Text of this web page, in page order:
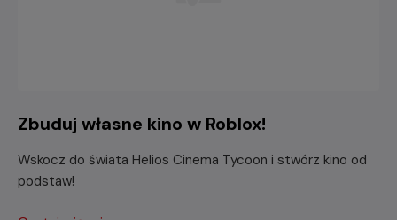
Zbuduj własne kino w Roblox!
Wskocz do świata Helios Cinema Tycoon i stwórz kino od
podstaw!